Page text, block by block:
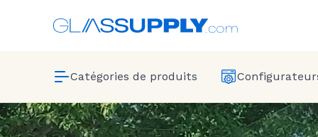
Catégories de produits